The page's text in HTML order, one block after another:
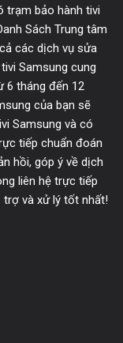
trạm bảo hành tivi
Sách Trung tâm
các dịch vụ sửa
Samsung cung
6 tháng đến 12
của bạn sẽ
Samsung và có
tiếp chuẩn đoán
hồi, góp ý về dịch
liên hệ trực tiếp
trợ và xử lý tốt nhất!